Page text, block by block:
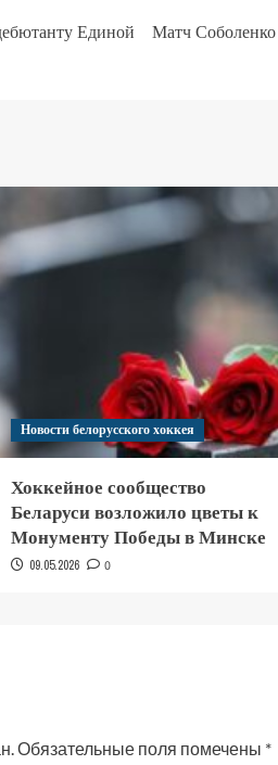
Единой
Матч
Новости белорусского хоккея
Хоккейное сообщество
Беларуси возложило цветы к
Монументу Победы в Минске
09.05.2026 0
Обязательные поля помечены *